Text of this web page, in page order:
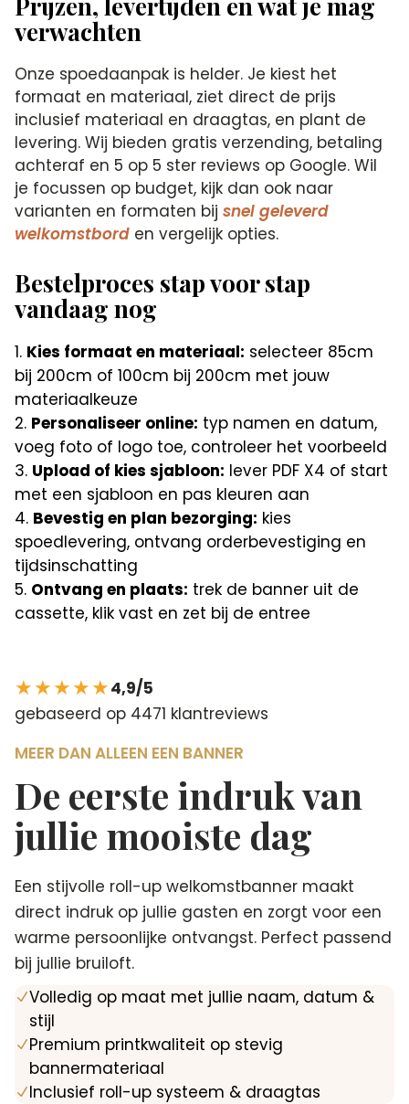
verwachten
Onze spoedaanpak is helder. Je kiest het
formaat en materiaal, ziet direct de prijs
inclusief materiaal en draagtas, en plant de
levering. Wij bieden gratis verzending, betaling
achteraf en 5 op 5 ster reviews op Google. Wil
je focussen op budget, kijk dan ook naar
varianten en formaten bijsnel geleverd
welkomstbord en vergelijk opties.
Bestelproces stap voor stap
vandaag nog
Kies formaat en materiaal: selecteer 85cm
bij 200cm of 100cm bij 200cm met jouw
materiaalkeuze
Personaliseer online: typ namen en datum,
voeg foto of logo toe, controleer het voorbeeld
Upload of kies sjabloon: lever PDF X4 of start
met een sjabloon en pas kleuren aan
Bevestig en plan bezorging: kies
spoedlevering, ontvang orderbevestiging en
tijdsinschatting
Ontvang en plaats: trek de banner uit de
cassette, klik vast en zet bij de entree
★★★★★4,9/5
gebaseerd op 4471 klantreviews
MEER DAN ALLEEN EEN BANNER
De eerste indruk van
jullie mooiste dag
Een stijvolle roll-up welkomstbanner maakt
direct indruk op jullie gasten en zorgt voor een
warme persoonlijke ontvangst. Perfect passend
bij jullie bruiloft.
NVolledig op maat met jullie naam, datum &
stijl
NPremium printkwaliteit op stevig
bannermateriaal
NInclusief roll-up systeem & draagtas